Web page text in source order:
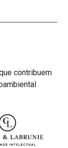
contribuem